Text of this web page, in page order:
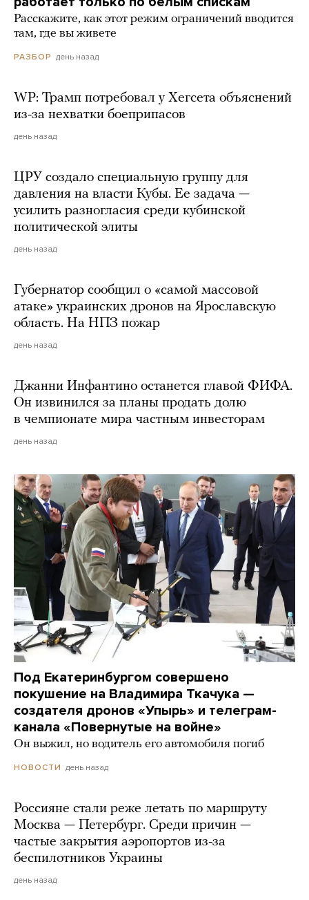
Расскажите, как этот режим ограничений вводится
там, где вы живете
РАЗБОР день назад
WP: Трамп потребовал у Хегсета объяснений
из-за нехватки боеприпасов
день назад
ЦРУ создало специальную группу для
давления на власти Кубы. Ее задача —
усилить разногласия среди кубинской
политической элиты
день назад
Губернатор сообщил о «самой массовой
атаке» украинских дронов на Ярославскую
область. На НПЗ пожар
день назад
Джанни Инфантино останется главой ФИФА.
Он извинился за планы продать долю
в чемпионате мира частным инвесторам
день назад
Под Екатеринбургом совершено
покушение на Владимира Ткачука —
создателя дронов «Упырь» и телеграм-
канала «Повернутые на войне»
Он выжил, но водитель его автомобиля погиб
НОВОСТИ день назад
Россияне стали реже летать по маршруту
Москва — Петербург. Среди причин —
частые закрытия аэропортов из-за
беспилотников Украины
день назад